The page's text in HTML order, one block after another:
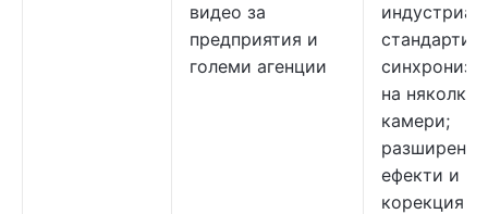
видео за
предприятия и
големи агенции
стандарти;
на няколко
камери;
разширени
ефекти и
корекция на